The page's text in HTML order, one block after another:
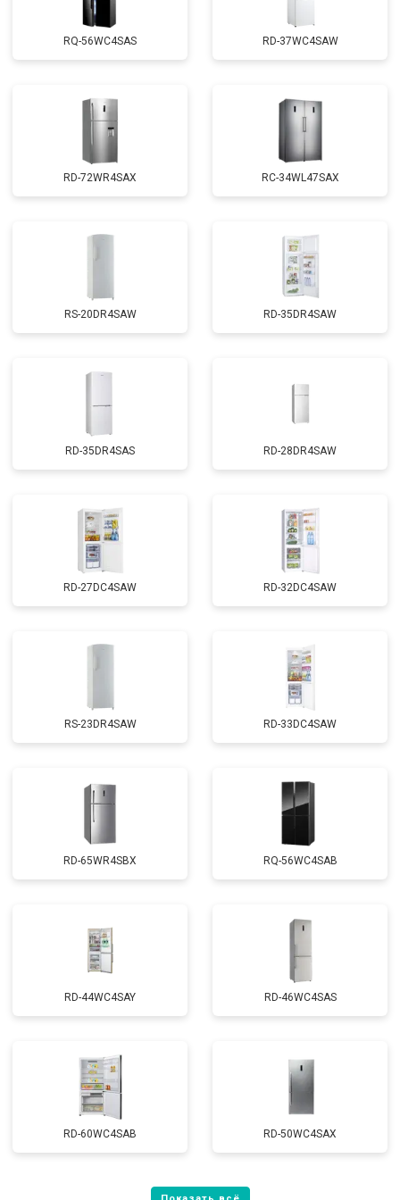
RQ-56WC4SAS RD-37WC4SAW
RD-72WR4SAX RС-34WL47SAX
RS-20DR4SAW RD-35DR4SAW
RD-35DR4SAS RD-28DR4SAW
RD-27DC4SAW RD-32DC4SAW
RS-23DR4SAW RD-33DC4SAW
RD-65WR4SBX RQ-56WC4SAB
RD-44WC4SAY RD-46WC4SAS
RD-60WC4SAB RD-50WC4SAX